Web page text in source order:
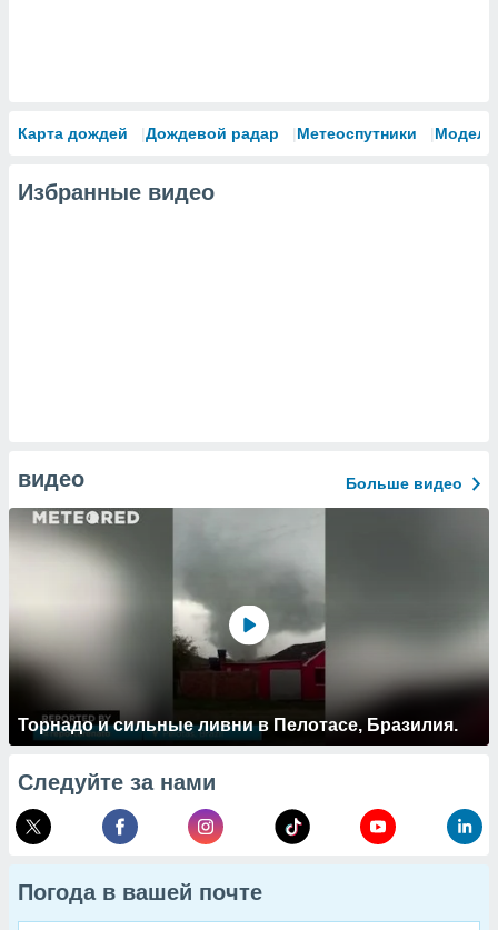
Карта дождей Дождевой радар Метеоспутники Модели
Избранные видео
видео Больше видео
Торнадо и сильные ливни в Пелотасе, Бразилия.
Следуйте за нами
Погода в вашей почте